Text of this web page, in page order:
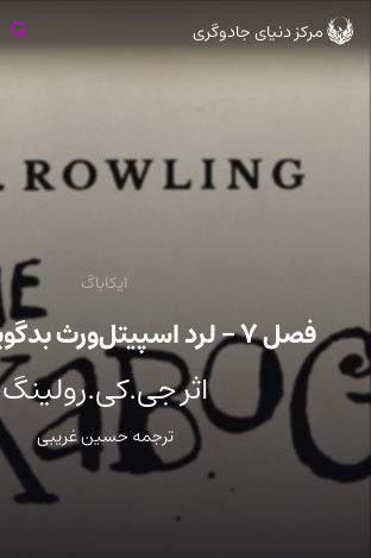
ورود
به
مرکز دنیای جادوگری
ایکاباگ
فصل ۷ – لرد اسپیتل‌ورث بدگویی می‌کند
اثر جی.کی.رولینگ
ترجمه حسین غریبی